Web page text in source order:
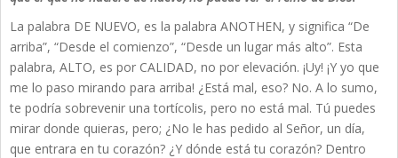
La palabra DE NUEVO, es la palabra ANOTHEN, y significa “De
arriba”, “Desde el comienzo”, “Desde un lugar más alto”. Esta
palabra, ALTO, es por CALIDAD, no por elevación. ¡Uy! ¡Y yo que
me lo paso mirando para arriba! ¿Está mal, eso? No. A lo sumo,
te podría sobrevenir una tortícolis, pero no está mal. Tú puedes
mirar donde quieras, pero; ¿No le has pedido al Señor, un día,
que entrara en tu corazón? ¿Y dónde está tu corazón? Dentro